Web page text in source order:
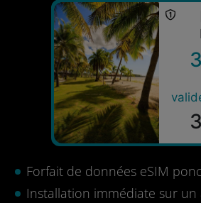
Forfait de données eSIM
Installation immédiate sur un